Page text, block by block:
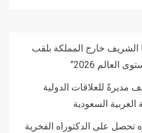
الشريف خارج المملكة بلقب
2026”
مديرةً للعلاقات الدولية
تحصل على الدكتوراه الفخرية